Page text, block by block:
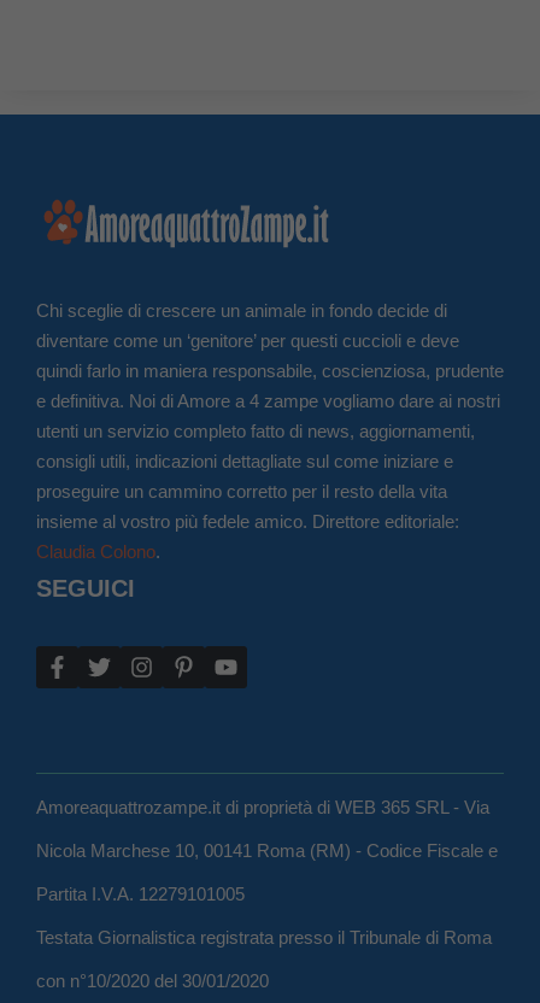
Chi sceglie di crescere un animale in fondo decide di
diventare come un ‘genitore’ per questi cuccioli e deve
quindi farlo in maniera responsabile, coscienziosa, prudente
e definitiva. Noi di Amore a 4 zampe vogliamo dare ai nostri
utenti un servizio completo fatto di news, aggiornamenti,
consigli utili, indicazioni dettagliate sul come iniziare e
proseguire un cammino corretto per il resto della vita
insieme al vostro più fedele amico. Direttore editoriale:
Claudia Colono.
SEGUICI
Amoreaquattrozampe.it di proprietà di WEB 365 SRL - Via
Nicola Marchese 10, 00141 Roma (RM) - Codice Fiscale e
Partita I.V.A. 12279101005
Testata Giornalistica registrata presso il Tribunale di Roma
con n°10/2020 del 30/01/2020